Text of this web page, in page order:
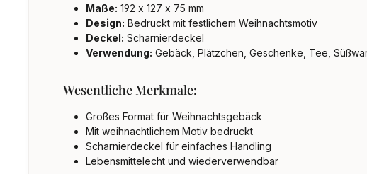
Maße: 192 x 127 x 75 mm
Design: Bedruckt mit festlichem Weihnachtsmotiv
Deckel: Scharnierdeckel
Verwendung: Gebäck, Plätzchen, Geschenke, Tee,
Wesentliche Merkmale:
Großes Format für Weihnachtsgebäck
Mit weihnachtlichem Motiv bedruckt
Scharnierdeckel für einfaches Handling
Lebensmittelecht und wiederverwendbar